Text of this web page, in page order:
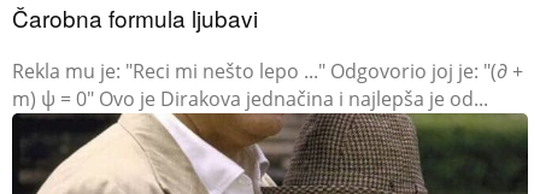
Čarobna formula ljubavi
Rekla mu je: "Reci mi nešto lepo ..." Odgovorio joj je: "(∂ +
m) ψ = 0" Ovo je Dirakova jednačina i najlepša je od...